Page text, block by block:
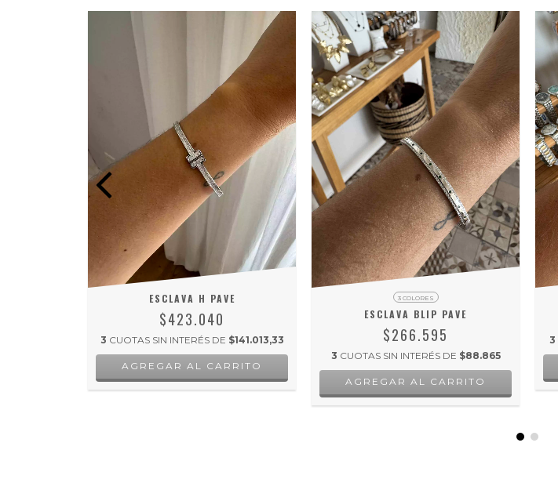
ESCLAVA H PAVE
$423.040
3 CUOTAS SIN INTERÉS DE $141.013,33
3 COLORES
ESCLAVA BLIP PAVE
$266.595
3 CUOTAS SIN INTERÉS DE $88.865
AGREGAR AL CARRITO
3